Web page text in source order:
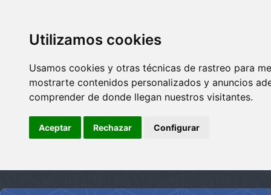
Utilizamos cookies
Usamos cookies y otras técnicas de rastreo para
mostrarte contenidos personalizados y anuncios
comprender de donde llegan nuestros visitantes.
Aceptar Rechazar Configurar